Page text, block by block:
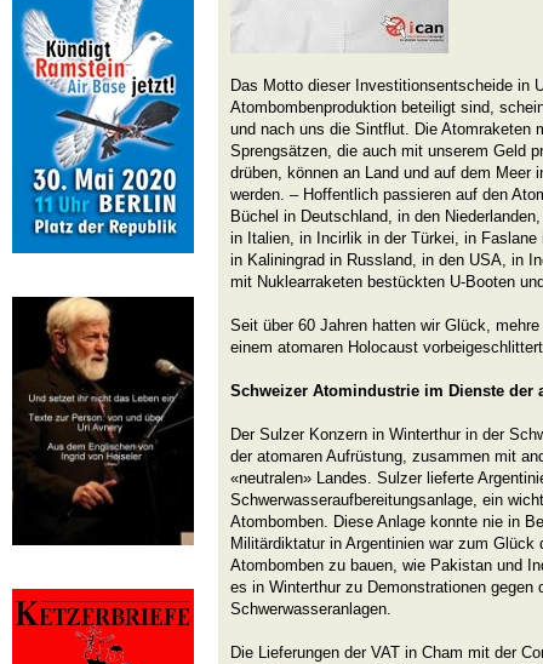
Das Motto dieser Investitionsentscheide in
Atombombenproduktion beteiligt sind,
und nach uns die Sintflut. Die Atomraketen
Sprengsätzen, die auch mit unserem Geld
drüben, können an Land und auf dem Meer
werden. – Hoffentlich passieren auf den
Büchel in Deutschland, in den
in Italien, in Incirlik in der Türkei, in
in Kaliningrad in Russland, in den USA, in
mit Nuklearraketen bestückten U-Booten
Seit über 60 Jahren hatten wir Glück,
einem atomaren Holocaust
Schweizer Atomindustrie im Dienste der
Der Sulzer Konzern in Winterthur in der
der atomaren Aufrüstung, zusammen mit
«neutralen» Landes. Sulzer lieferte
Schwerwasseraufbereitungsanlage, ein
Atombomben. Diese Anlage konnte nie in
Militärdiktatur in Argentinien war zum Glück
Atombomben zu bauen, wie Pakistan und
es in Winterthur zu Demonstrationen gegen
Schwerwasseranlagen.
Die Lieferungen der VAT in Cham mit der